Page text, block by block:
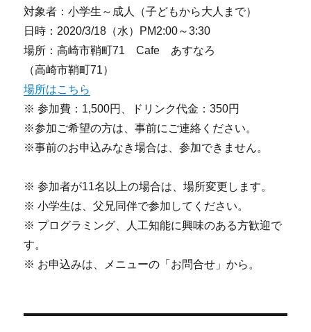
対象者：小学生～成人（子どもから大人まで）
日時：2020/3/18（水）PM2:00～3:30
場所：高崎市鞘町71 Cafe あすなろ
（高崎市鞘町71）
場所はこちら
※ 参加費：1,500円、ドリンク代金：350円
※参加ご希望の方は、事前にご連絡ください。
※事前のお申込みなき場合は、参加できません。
※ 参加者が11名以上の場合は、場所変更します。
※ 小学生は、父兄同伴で参加してください。
※ プログラミング、人工知能に興味のある方歓迎で
す。
※ お申込みは、メニューの「お問合せ」から。